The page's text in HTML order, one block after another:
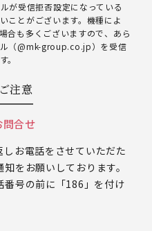
が受信拒否設定になっている
ことがございます。機種によ
合も多くございますので、あら
（@mk-group.co.jp）を受信
。
注意
合せ
お電話をさせていただた
をお願いしております。
番号の前に「186」を付け